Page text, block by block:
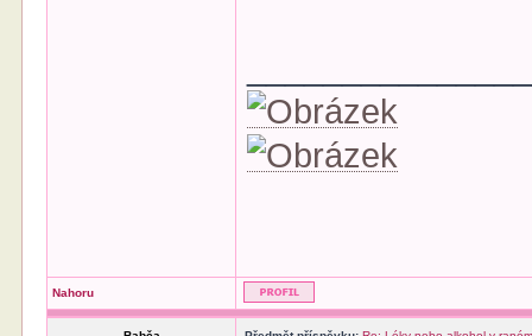
Nahoru